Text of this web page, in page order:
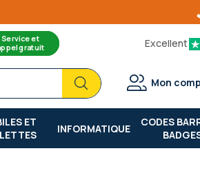
Service et
gratuit Excellent
Chercher
Chercher
Mon
ET
INFORMATIQUE
CODES